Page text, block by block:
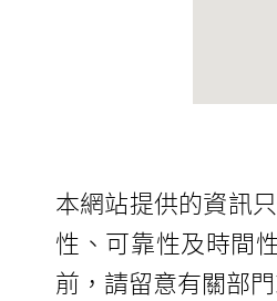
本網站提供的資訊
性、可靠性及時間
前，請留意有關部